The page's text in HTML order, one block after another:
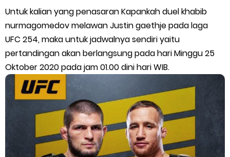
Cara Ping Server Shopee Food 2022
Cara Menghubungi CS Lalamove dan Jam Operasionalnya
Cara Mengatasi Aplikasi Gojek Mengalami Gangguan
DNS Server Gojek Driver Terbaru 2026: Panduan Lengkap DNS
Server Gojek Terbaru dan IP Server GoPartner Gojek
Internet of Things (IoT): Pengertian, Cara Kerja, Manfaat,
Untuk kalian yang penasaran Kapankah duel khabib
nurmagomedov melawan Justin gaethje pada laga
UFC 254, maka untuk jadwalnya sendiri yaitu
pertandingan akan berlangsung pada hari Minggu 25
Oktober 2020 pada jam 01.00 dini hari WIB.